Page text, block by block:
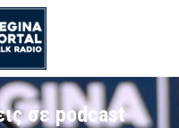
σε podcast